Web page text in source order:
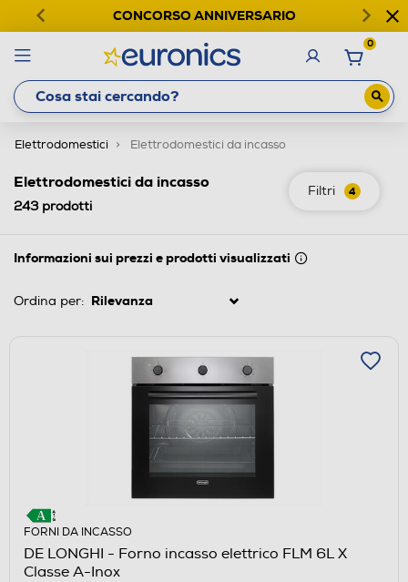
CONCORSO ANNIVERSARIO
0
Elettrodomestici Elettrodomestici da incasso
Filtri 4
Elettrodomestici da incasso
243prodotti
Informazioni sui prezzi e prodotti visualizzati
Ordina per:
FORNI DA INCASSO
DE LONGHI - Forno incasso elettrico FLM 6L X
Classe A-Inox